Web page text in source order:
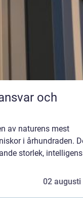
av naturens mest
i århundraden.
storlek,
02 augusti